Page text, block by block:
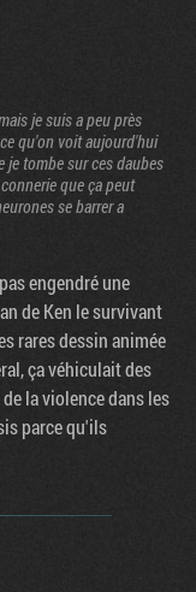
je suis a peu près
qu'on voit aujourd'hui
je tombe sur ces daubes
que ça peut
se barrer a
engendré une
de Ken le survivant
rares dessin animée
ça véhiculait des
la violence dans les
parce qu'ils